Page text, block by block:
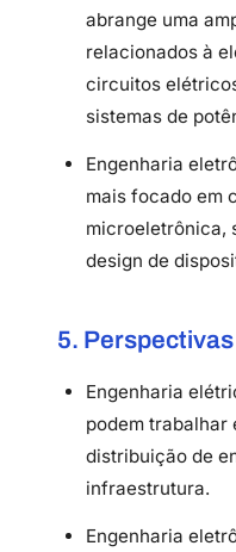
abrange uma
relacionados à
circuitos
sistemas de
Engenharia
mais focado em
microeletrônica,
design de
5.
Engenharia
podem trabalhar
distribuição de
infraestrutura.
Engenharia